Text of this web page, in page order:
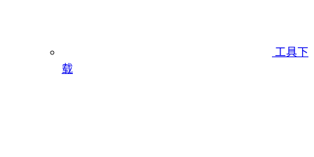
工具下
载